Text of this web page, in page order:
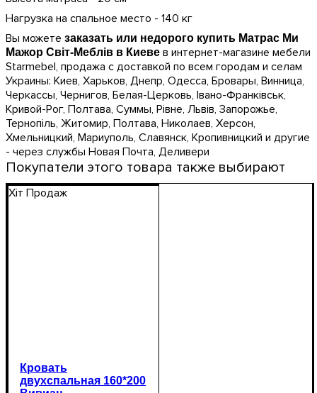
Нагрузка на спальное место - 140 кг
Вы можете заказать или недорого купить Матрас Ми
Мажор Світ-Меблів в Киеве в интернет-магазине мебели
Starmebel, продажа с доставкой по всем городам и селам
Украины: Киев, Харьков, Днепр, Одесса, Бровары, Винница,
Черкассы, Чернигов, Белая-Церковь, Івано-Франківськ,
Кривой-Рог, Полтава, Суммы, Рівне, Львів, Запорожье,
Тернопіль, Житомир, Полтава, Николаев, Херсон,
Хмельницкий, Мариуполь, Славянск, Кропивницкий и другие
- через службы Новая Почта, Деливери
Покупатели этого товара также выбирают
Хіт Продаж
Кровать
двухспальная 160*200